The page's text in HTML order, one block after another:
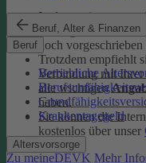
Beruf, Alter & Finanzen
Beruf
Betriebliche
Krankentagegeld
Altersvorsorge
In den meisten
verlangt. In denFAQ
noch vorgeschrieben
Trotzdem empfiehlt
Verbindung mit
alle wichtigen
haben.
Sie können die
kostenlos über unser
Zu meineDEVK Mehr